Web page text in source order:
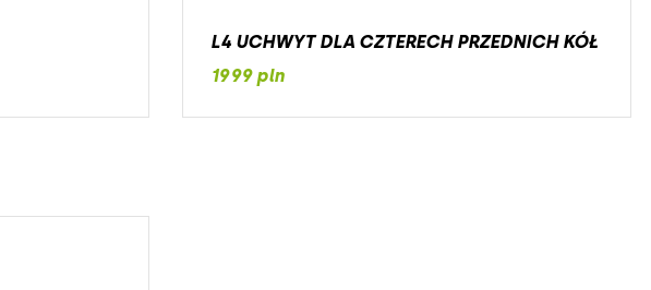
L4 UCHWYT DLA CZTERECH PRZEDNICH KÓŁ
1999 pln